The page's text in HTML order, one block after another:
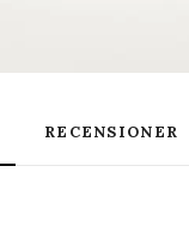
RECENSIONER